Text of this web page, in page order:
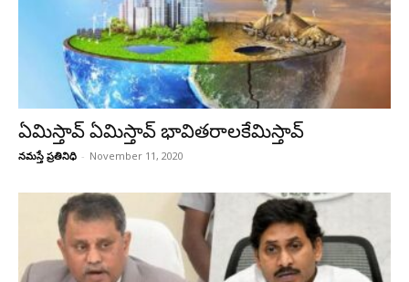
ఏమిస్తావ్ ఏమిస్తావ్ భావితరాలకేమిస్తావ్
నమస్తే ప్రతినిధి - November 11, 2020